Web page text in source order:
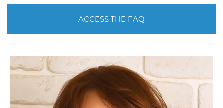
ACCESS THE FAQ